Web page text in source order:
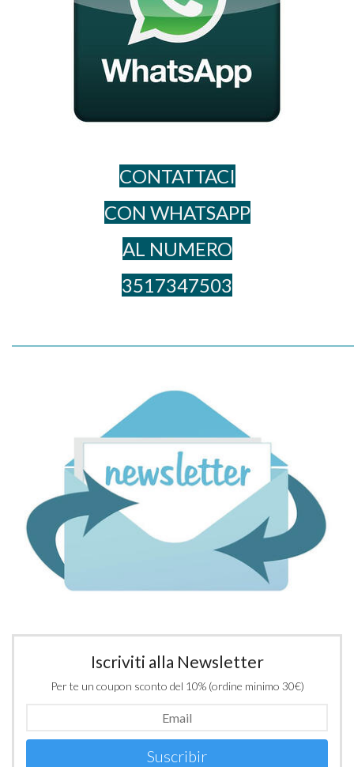
CONTATTACI
CON WHATSAPP
AL NUME​RO
3517347503
Iscriviti alla Newsletter
Per te un coupon sconto del 10% (ordine minimo 30€)
Suscribir